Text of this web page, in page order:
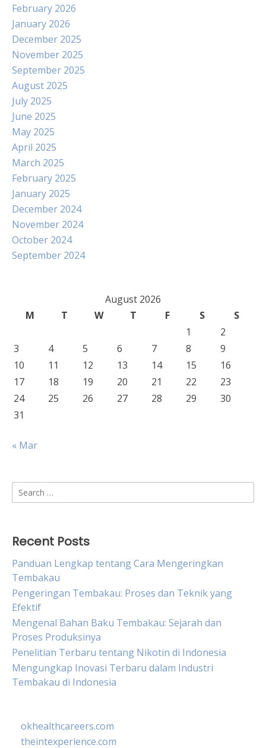
February 2026
January 2026
December 2025
November 2025
September 2025
August 2025
July 2025
June 2025
May 2025
April 2025
March 2025
February 2025
January 2025
December 2024
November 2024
October 2024
September 2024
August 2026
M
T W T F S
S
1
2
3
4 5 6 7 8
9
10
11 12 13 14 15
16
17
18 19 20 21 22
23
24
25 26 27 28 29
30
31
« Mar
Search
for:
Recent Posts
Panduan Lengkap tentang Cara Mengeringkan
Tembakau
Pengeringan Tembakau: Proses dan Teknik yang
Efektif
Mengenal Bahan Baku Tembakau: Sejarah dan
Proses Produksinya
Penelitian Terbaru tentang Nikotin di Indonesia
Mengungkap Inovasi Terbaru dalam Industri
Tembakau di Indonesia
okhealthcareers.com
theintexperience.com